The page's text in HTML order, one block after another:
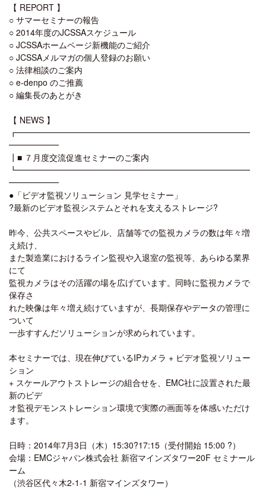
【 REPORT 】
○ サマーセミナーの報告
○ 2014年度のJCSSAスケジュール
○ JCSSAホームページ新機能のご紹介
○ JCSSAメルマガの個人登録のお願い
○ 法律相談のご案内
○ e-denpo のご推薦
○ 編集長のあとがき
【 NEWS 】
┏━━━━━━━━━━━━━━━━━━━━━━━━━━━━
━━━━━━
┃■ ７月度交流促進セミナーのご案内
┗━━━━━━━━━━━━━━━━━━━━━━━━━━━━
━━━━━━
●「ビデオ監視ソリューション 見学セミナー」
?最新のビデオ監視システムとそれを支えるストレージ?
昨今、公共スペースやビル、店舗等での監視カメラの数は年々増
え続け、
また製造業におけるライン監視や入退室の監視等、あらゆる業界
にて
監視カメラはその活躍の場を広げています。同時に監視カメラで
保存さ
れた映像は年々増え続けていますが、長期保存やデータの管理に
ついて
一歩すすんだソリューションが求められています。
本セミナーでは、現在伸びているIPカメラ + ビデオ監視ソリュー
ション
+ スケールアウトストレージの組合せを、EMC社に設置された最
新のビデ
オ監視デモンストレーション環境で実際の画面等を体感いただけ
ます。
日時：2014年7月3日（木）15:30?17:15（受付開始 15:00 ?）
会場：EMCジャパン株式会社 新宿マインズタワー20F セミナール
ーム
（渋谷区代々木2-1-1 新宿マインズタワー）